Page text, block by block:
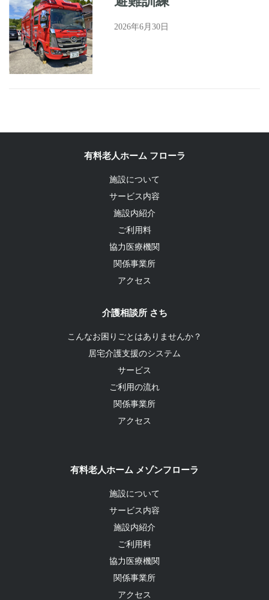
2026年6月30日
有料老人ホーム フローラ
施設について
サービス内容
施設内紹介
ご利用料
協力医療機関
関係事業所
アクセス
介護相談所 さち
こんなお困りごとはありませんか？
居宅介護支援のシステム
サービス
ご利用の流れ
関係事業所
アクセス
有料老人ホーム メゾンフローラ
施設について
サービス内容
施設内紹介
ご利用料
協力医療機関
関係事業所
アクセス